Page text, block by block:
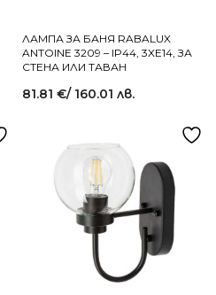
ЛАМПА ЗА БАНЯ RABALUX
ANTOINE 3209 – IP44, 3XE14, ЗА
СТЕНА ИЛИ ТАВАН
81.81 €/ 160.01 лв.